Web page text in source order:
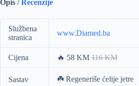
Opis /Recenzije
Službena
stranica
www.Diamed.ba
Cijena 🔥 58 KM 116 KM
Sastav ☘️ Regeneriše ćelije jetre